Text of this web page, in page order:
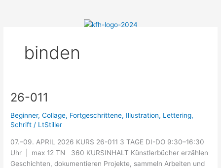
binden
26-011
Beginner,Collage, Fortgeschrittene, Illustration, Lettering,
Schrift / LtStiller
07.–09. APRIL 2026 KURS 26-011 3 TAGE DI-DO 9:30–16:30
Uhr | max 12 TN 360 KURSINHALT Künstlerbücher erzählen
Geschichten, dokumentieren Projekte, sammeln Arbeiten und
26-